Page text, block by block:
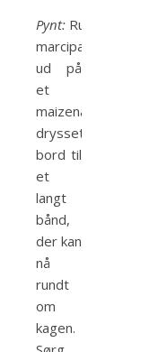
Pynt: Rul
marcipanen
ud på
et
maizena-
drysset
bord til
et
langt
bånd,
der kan
nå
rundt
om
kagen.